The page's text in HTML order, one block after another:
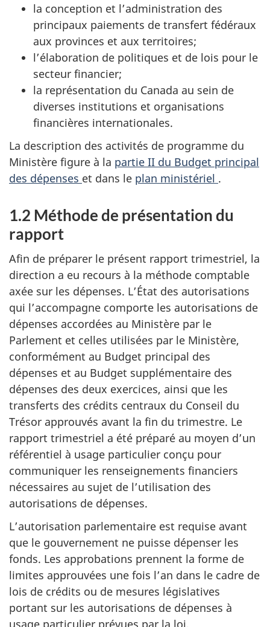
la conception et l’administration des
principaux paiements de transfert fédéraux
aux provinces et aux territoires;
l’élaboration de politiques et de lois pour le
secteur financier;
la représentation du Canada au sein de
diverses institutions et organisations
financières internationales.
La description des activités de programme du
Ministère figure à la partie II du Budget principal
des dépenses et dans le plan ministériel .
1.2 Méthode de présentation du
rapport
Afin de préparer le présent rapport trimestriel, la
direction a eu recours à la méthode comptable
axée sur les dépenses. L’État des autorisations
qui l’accompagne comporte les autorisations de
dépenses accordées au Ministère par le
Parlement et celles utilisées par le Ministère,
conformément au Budget principal des
dépenses et au Budget supplémentaire des
dépenses des deux exercices, ainsi que les
transferts des crédits centraux du Conseil du
Trésor approuvés avant la fin du trimestre. Le
rapport trimestriel a été préparé au moyen d’un
référentiel à usage particulier conçu pour
communiquer les renseignements financiers
nécessaires au sujet de l’utilisation des
autorisations de dépenses.
L’autorisation parlementaire est requise avant
que le gouvernement ne puisse dépenser les
fonds. Les approbations prennent la forme de
limites approuvées une fois l’an dans le cadre de
lois de crédits ou de mesures législatives
portant sur les autorisations de dépenses à
usage particulier prévues par la loi.